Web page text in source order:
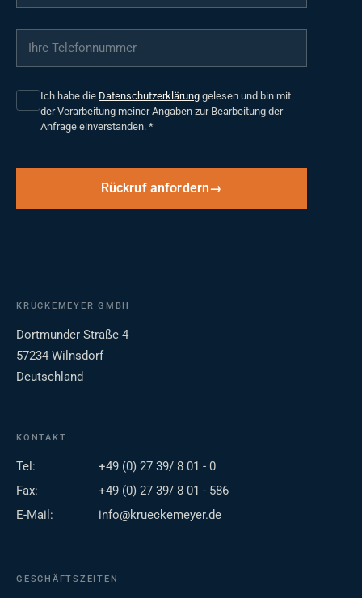
Ihre Telefonnummer
Ich habe die Datenschutzerklärung gelesen und bin mit
der Verarbeitung meiner Angaben zur Bearbeitung der
Anfrage einverstanden. *
Rückruf anfordern
KRÜCKEMEYER GMBH
Dortmunder Straße 4
57234 Wilnsdorf
Deutschland
KONTAKT
Tel:
+49 (0) 27 39/ 8 01 - 0
Fax:
+49 (0) 27 39/ 8 01 - 586
E-Mail:
info@krueckemeyer.de
GESCHÄFTSZEITEN